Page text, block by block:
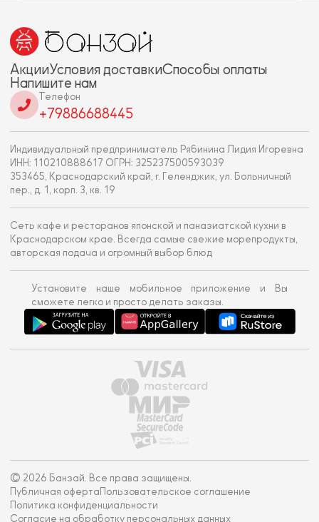
АкцииУсловия доставкиСпособы оплаты
Напишите нам
Телефон
+79886688445
Индивидуальный предприниматель Рябинина Лидия Игоревна
ИНН: 110210888617 ОГРН: 325237500593039
353465, Краснодарский край, г. Геленджик, ул. Больничный
пер., д. 1, корп. 3, кв. 19
Сеть кафе и ресторанов японской и паназиатской кухни в
Краснодарском крае. Всегда самые свежие морепродукты,
авторская подача и огромный выбор блюд
Установите наше мобильное приложение и Вы
сможете легко и просто делать заказы.
© 2026 Банзай. Все права защищены.
Публичная оферта Пользовательское соглашение
Политика конфиденциальности
Согласие на обработку персональных данных